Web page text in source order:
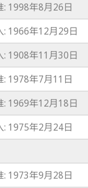
: 1998年8月26日
: 1966年12月29日
: 1908年11月30日
: 1978年7月11日
: 1969年12月18日
: 1975年2月24日
: 1973年9月28日